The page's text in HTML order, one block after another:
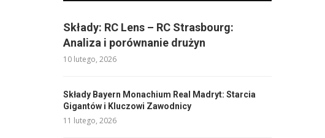
Składy: RC Lens – RC Strasbourg:
Analiza i porównanie drużyn
10 lutego, 2026
Składy Bayern Monachium Real Madryt: Starcia
Gigantów i Kluczowi Zawodnicy
11 lutego, 2026